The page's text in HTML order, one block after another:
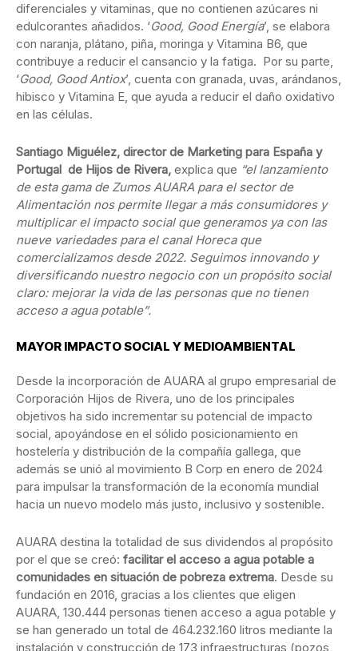
diferenciales y vitaminas, que no contienen azúcares ni
edulcorantes añadidos. ‘Good, Good Energía’, se elabora
con naranja, plátano, piña, moringa y Vitamina B6, que
contribuye a reducir el cansancio y la fatiga. Por su parte,
‘Good, Good Antiox’, cuenta con granada, uvas, arándanos,
hibisco y Vitamina E, que ayuda a reducir el daño oxidativo
en las células.
Santiago Miguélez, director de Marketing para España y
Portugal de Hijos de Rivera, explica que “el lanzamiento
de esta gama de Zumos AUARA para el sector de
Alimentación nos permite llegar a más consumidores y
multiplicar el impacto social que generamos ya con las
nueve variedades para el canal Horeca que
comercializamos desde 2022. Seguimos innovando y
diversificando nuestro negocio con un propósito social
claro: mejorar la vida de las personas que no tienen
acceso a agua potable”.
MAYOR IMPACTO SOCIAL Y MEDIOAMBIENTAL
Desde la incorporación de AUARA al grupo empresarial de
Corporación Hijos de Rivera, uno de los principales
objetivos ha sido incrementar su potencial de impacto
social, apoyándose en el sólido posicionamiento en
hostelería y distribución de la compañía gallega, que
además se unió al movimiento B Corp en enero de 2024
para impulsar la transformación de la economía mundial
hacia un nuevo modelo más justo, inclusivo y sostenible.
AUARA destina la totalidad de sus dividendos al propósito
por el que se creó: facilitar el acceso a agua potable a
comunidades en situación de pobreza extrema. Desde su
fundación en 2016, gracias a los clientes que eligen
AUARA, 130.444 personas tienen acceso a agua potable y
se han generado un total de 464.232.160 litros mediante la
instalación y construcción de 173 infraestructuras (pozos,